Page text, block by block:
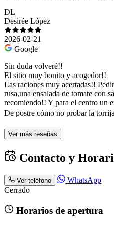
DL
Desirée López
2026-02-21
Google
Sin duda volveré!!
El sitio muy bonito y acogedor!!
Las raciones muy acertadas!!
rusa,una ensalada de tomate con
recomiendo!! Y para el centro un
De postre cómo no probar la
Ver más reseñas
Contacto y
Ver teléfono
WhatsApp
Cerrado
Horarios de apertura